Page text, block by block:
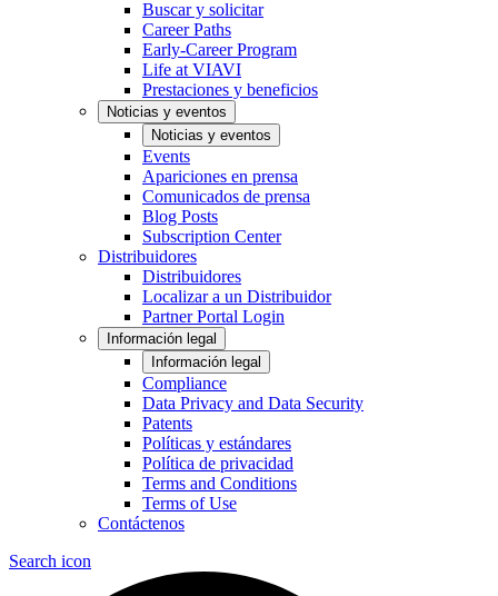
Buscar y solicitar
Career Paths
Early-Career Program
Life at VIAVI
Prestaciones y beneficios
Noticias y eventos
Noticias y eventos
Events
Apariciones en prensa
Comunicados de prensa
Blog Posts
Subscription Center
Distribuidores
Distribuidores
Localizar a un Distribuidor
Partner Portal Login
Información legal
Información legal
Compliance
Data Privacy and Data Security
Patents
Políticas y estándares
Política de privacidad
Terms and Conditions
Terms of Use
Contáctenos
Search icon